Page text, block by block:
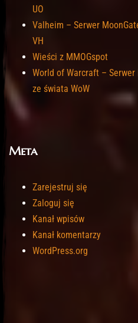
UO
Valheim – Serwer
VH
Wieści z MMOGspot
World of Warcraft –
ze świata WoW
Meta
Zarejestruj się
Zaloguj się
Kanał wpisów
Kanał komentarzy
WordPress.org